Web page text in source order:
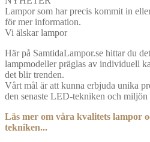
Lampor som har precis kommit in
för mer information.
Vi älskar lampor
Här på SamtidaLampor.se hittar du
lampmodeller präglas av individuell
det blir trenden.
Vårt mål är att kunna erbjuda unika
den senaste LED-tekniken och
Läs mer om våra kvalitets lampor
tekniken...